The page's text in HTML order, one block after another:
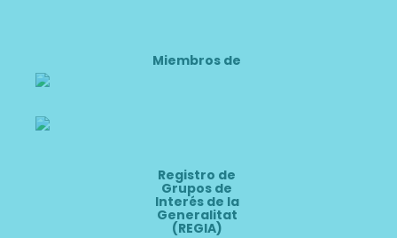
Miembros de
Registro de
Grupos de
Interés de la
Generalitat
(REGIA)